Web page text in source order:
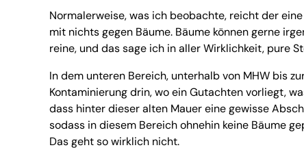
Normalerweise, was ich beobachte, reicht der
mit nichts gegen Bäume. Bäume können gerne
reine, und das sage ich in aller Wirklichkeit, pure
In dem unteren Bereich, unterhalb von MHW bis
Kontaminierung drin, wo ein Gutachten vorliegt,
dass hinter dieser alten Mauer eine gewisse
sodass in diesem Bereich ohnehin keine Bäume
Das geht so wirklich nicht.